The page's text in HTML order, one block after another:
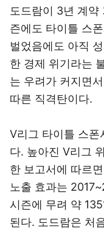
도드람이 3년 계
즌에도 타이틀 스
벌었음에도 아직
한 경제 위기라는
는 우려가 커지면
따른 직격탄이다.
V리그 타이틀 스폰
다. 높아진 V리그
한 보고서에 따르
노출 효과는
시즌에 무려 약
된다. 도드람은 처